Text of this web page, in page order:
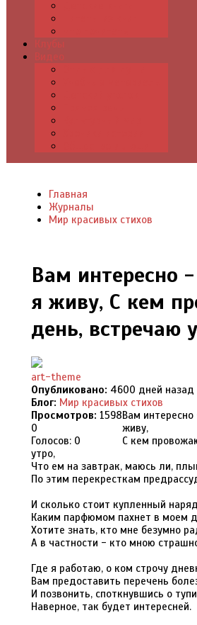
Клубы
Видео
Главная
Журналы
Мир красивых стихов
Вам интересно
я живу, С кем
день, встречаю
art-theme
Опубликовано: 4600 дней назад
Блог: Мир красивых стихов
Просмотров: 1598
0
Голосов: 0
Вам
живу,
С кем
утро,
Что ем на завтрак, маюсь ли,
По этим перекресткам
И сколько стоит купленный
Каким парфюмом пахнет в моем
Хотите знать, кто мне безумно
А в частности - кто мною
Где я работаю, о ком строчу
Вам предоставить перечень
И позвонить, споткнувшись о
Наверное, так будет интересней.